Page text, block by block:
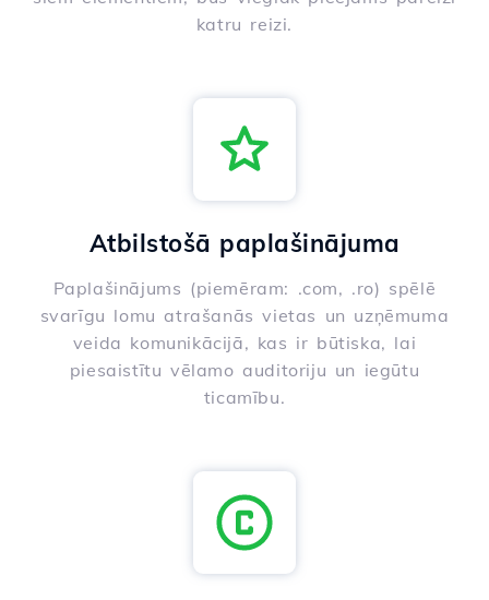
katru reizi.
Atbilstošā paplašinājuma
Paplašinājums (piemēram: .com, .ro) spēlē
svarīgu lomu atrašanās vietas un uzņēmuma
veida komunikācijā, kas ir būtiska, lai
piesaistītu vēlamo auditoriju un iegūtu
ticamību.